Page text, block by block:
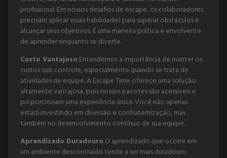
profissional. Em nossos desafios de escape, os colaboradores
precisam aplicar essas habilidades para superar obstáculos e
alcançar seus objetivos. É uma maneira prática e envolvente
de aprender enquanto se diverte.
Custo Vantajoso Entendemos a importância de manter os
custos sob controle, especialmente quando se trata de
atividades de equipe. A Escape Time oferece uma solução
altamente vantajosa, pois nossos pacotes são acessíveis e
proporcionam uma experiência única. Você não apenas
estará investindo em diversão e confraternização, mas
também no desenvolvimento contínuo de sua equipe.
Aprendizado Duradouro O aprendizado que ocorre em
um ambiente descontraído tende a ser mais duradouro.